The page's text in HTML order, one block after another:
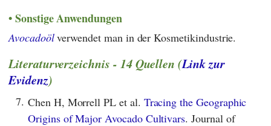
Sonstige Anwendungen
Avocadoölverwendet man in der Kosmetikindustrie.
Literaturverzeichnis - 14 Quellen (Link zur
Evidenz)
7. Chen H, Morrell PL et al. Tracing the Geographic
Origins of Major Avocado Cultivars. Journal of